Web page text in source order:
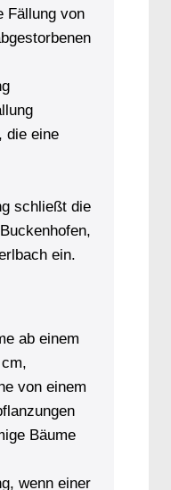
Fällung von
die eine
schließt die
ein.
ab einem
von einem
Bäume
wenn einer